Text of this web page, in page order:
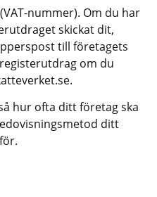
nummer). Om du har
skickat dit,
till företagets
om du
hur ofta ditt företag ska
ditt